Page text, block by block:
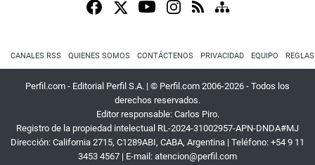
CANALES RSS QUIENES SOMOS CONTÁCTENOS PRIVACIDAD EQUIPO
Perfil.com - Editorial Perfil S.A. | © Perfil.com 2006-2026 - Todos los
derechos reservados.
Editor responsable: Carlos Piro.
Registro de la propiedad intelectual RL-2024-31002957-APN-DNDA#MJ
Dirección: California 2715, C1289ABI, CABA, Argentina | Teléfono: +54 9 11
3453 4567 | E-mail: atencion@perfil.com